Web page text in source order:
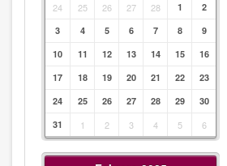
24 25 26 27 28 1
2
3
4 5 6 7 8
9
10
11 12 13 14 15
16
17
18 19 20 21 22
23
24
25 26 27 28 29
30
31
1 2 3 4 5 6